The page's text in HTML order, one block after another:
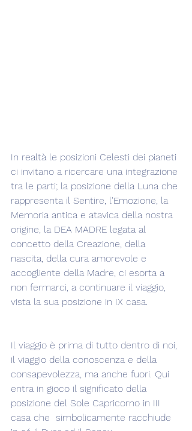
In realtà le posizioni Celesti dei pianeti
ci invitano a ricercare una integrazione
tra le parti; la posizione della Luna che
rappresenta il Sentire, l'Emozione, la
Memoria antica e atavica della nostra
origine, la DEA MADRE legata al
concetto della Creazione, della
nascita, della cura amorevole e
accogliente della Madre, ci esorta a
non fermarci, a continuare il viaggio,
vista la sua posizione in IX casa.
Il viaggio è prima di tutto dentro di noi,
il viaggio della conoscenza e della
consapevolezza, ma anche fuori. Qui
entra in gioco il significato della
posizione del Sole Capricorno in III
casa che  simbolicamente racchiude